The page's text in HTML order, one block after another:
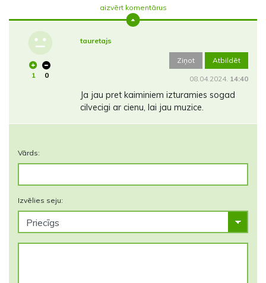
aizvērt komentārus
1 0
tauretajs
Ziņot Atbildēt
08.04.2024. 14:40
Ja jau pret kaiminiem izturamies sogad
cilvecigi ar cienu, lai jau muzice.
Vārds:
Izvēlies seju: